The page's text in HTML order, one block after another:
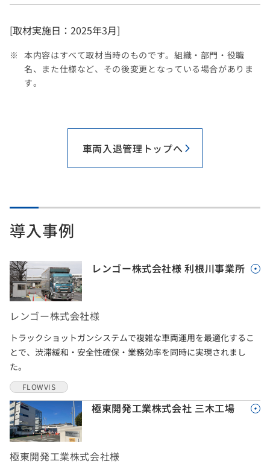
[取材実施日：2025年3月]
本内容はすべて取材当時のものです。組織・部門・役職
名、また仕様など、その後変更となっている場合がありま
す。
車両入退管理トップへ
導入事例
レンゴー株式会社様 利根川事業所
レンゴー株式会社様
トラックショットガンシステムで複雑な車両運用を最適化するこ
とで、渋滞緩和・安全性確保・業務効率を同時に実現されまし
た。
FLOWVIS
極東開発工業株式会社 三木工場
極東開発工業株式会社様